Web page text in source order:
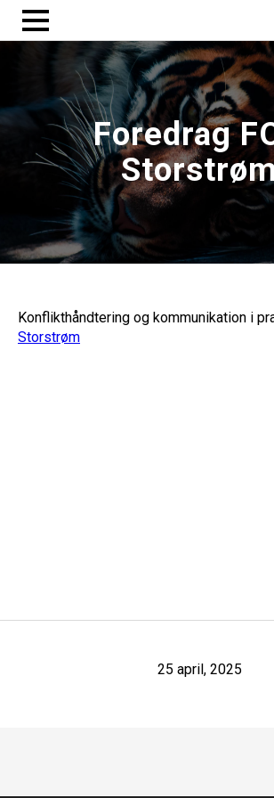
Foredrag
Konflikthåndtering og kommunikation i
Storstrøm
25 april, 2025